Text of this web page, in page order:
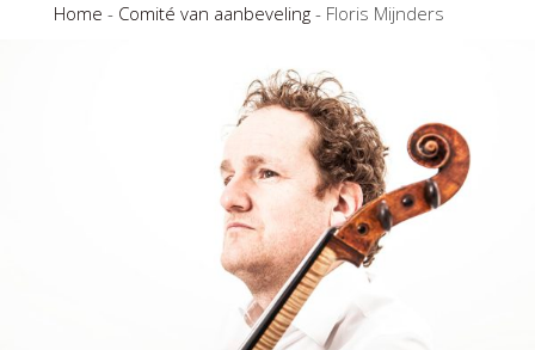
Home - Comité van aanbeveling- Floris Mijnders